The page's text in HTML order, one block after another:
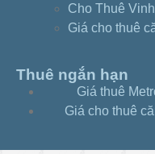
Cho Thuê
Giá cho thuê
Thuê ngắn hạn
Giá thuê
Giá cho thuê